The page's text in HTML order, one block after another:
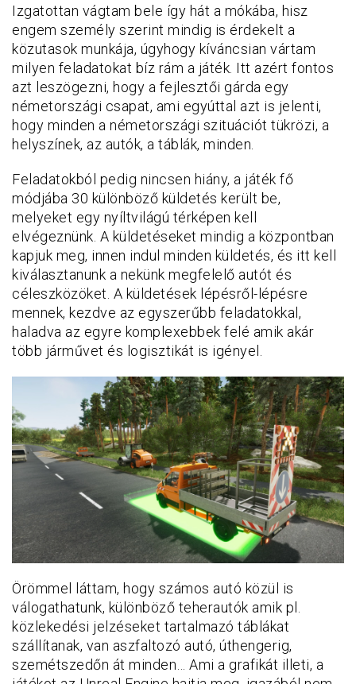
Izgatottan vágtam bele így hát a mókába, hisz
engem személy szerint mindig is érdekelt a
közutasok munkája, úgyhogy kíváncsian vártam
milyen feladatokat bíz rám a játék. Itt azért fontos
azt leszögezni, hogy a fejlesztői gárda egy
németországi csapat, ami egyúttal azt is jelenti,
hogy minden a németországi szituációt tükrözi, a
helyszínek, az autók, a táblák, minden.
Feladatokból pedig nincsen hiány, a játék fő
módjába 30 különböző küldetés került be,
melyeket egy nyíltvilágú térképen kell
elvégeznünk. A küldetéseket mindig a központban
kapjuk meg, innen indul minden küldetés, és itt kell
kiválasztanunk a nekünk megfelelő autót és
céleszközöket. A küldetések lépésről-lépésre
mennek, kezdve az egyszerűbb feladatokkal,
haladva az egyre komplexebbek felé amik akár
több járművet és logisztikát is igényel.
Örömmel láttam, hogy számos autó közül is
válogathatunk, különböző teherautók amik pl.
közlekedési jelzéseket tartalmazó táblákat
szállítanak, van aszfaltozó autó, úthengerig,
szemétszedőn át minden… Ami a grafikát illeti, a